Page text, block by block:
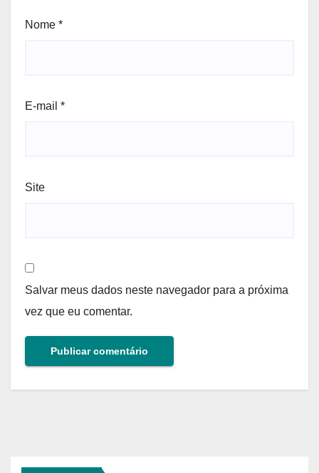
Nome *
E-mail *
Site
Salvar meus dados neste navegador para a próxima
vez que eu comentar.